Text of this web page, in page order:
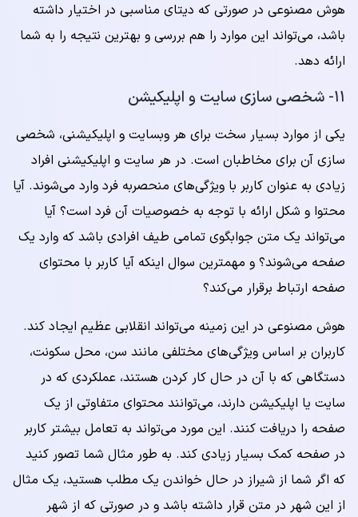
هوش مصنوعی در صورتی که دیتای مناسبی در اختیار داشته
باشد، می‌تواند این موارد را هم بررسی و بهترین نتیجه را به شما
ارائه دهد.
۱۱- شخصی سازی سایت و اپلیکیشن
یکی از موارد بسیار سخت برای هر وبسایت و اپلیکیشنی، شخصی
سازی آن برای مخاطبان است. در هر سایت و اپلیکیشنی افراد
زیادی به عنوان کاربر با ویژگی‌های منحصربه فرد وارد می‌شوند. آیا
محتوا و شکل ارائه با توجه به خصوصیات آن فرد است؟ آیا
می‌تواند یک متن جوابگوی تمامی طیف افرادی باشد که وارد یک
صفحه می‌شوند؟ و مهمترین سوال اینکه آیا کاربر با محتوای
صفحه ارتباط برقرار می‌کند؟
هوش مصنوعی در این زمینه می‌تواند انقلابی عظیم ایجاد کند.
کاربران بر اساس ویژگی‌های مختلفی مانند سن، محل سکونت،
دستگاهی که با آن در حال کار کردن هستند، عملکردی که در
سایت یا اپلیکیشن دارند، می‌توانند محتوای متفاوتی از یک
صفحه را دریافت کنند. این مورد می‌تواند به تعامل بیشتر کاربر
در صفحه کمک بسیار زیادی کند. به طور مثال شما تصور کنید
که اگر شما از شیراز در حال خواندن یک مطلب هستید، یک مثال
از این شهر در متن قرار داشته باشد و در صورتی که از شهر